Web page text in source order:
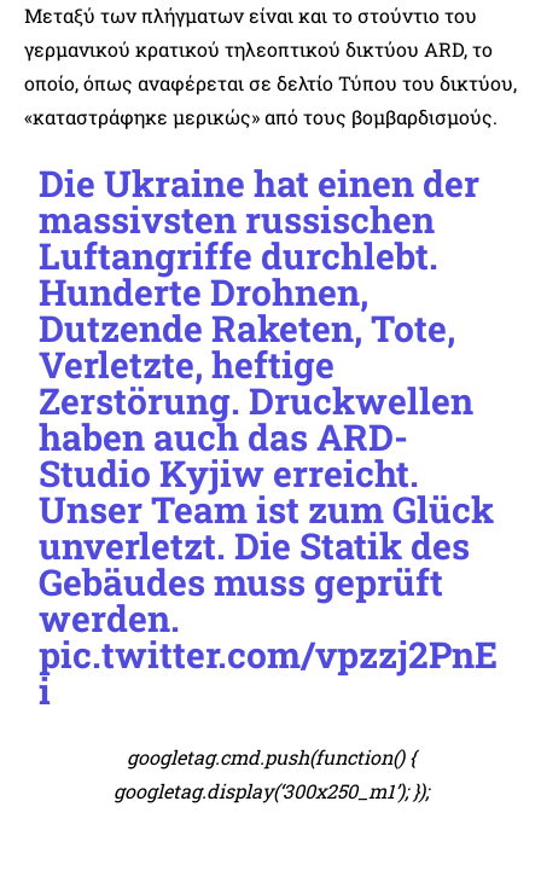
Μεταξύ των πλήγματων είναι και το στούντιο του
γερμανικού κρατικού τηλεοπτικού δικτύου ARD, το
οποίο, όπως αναφέρεται σε δελτίο Τύπου του δικτύου,
«καταστράφηκε μερικώς» από τους βομβαρδισμούς.
Die Ukraine hat einen der
massivsten russischen
Luftangriffe durchlebt.
Hunderte Drohnen,
Dutzende Raketen, Tote,
Verletzte, heftige
Zerstörung. Druckwellen
haben auch das ARD-
Studio Kyjiw erreicht.
Unser Team ist zum Glück
unverletzt. Die Statik des
Gebäudes muss geprüft
werden.
pic.twitter.com/vpzzj2PnE
i
googletag.cmd.push(function() {
googletag.display(‘300x250_m1’); });